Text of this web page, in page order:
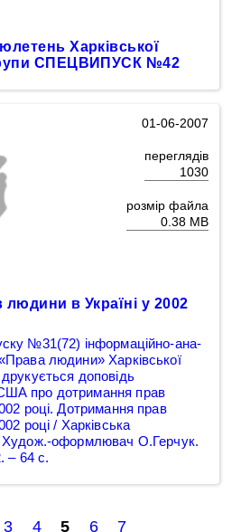
Харківської
СПЕЦВИПУСК №42
01-06-2007
переглядів
1030
розмір файла
0.38 MB
в Україні у 2002
№31(72) інфор­ма­ці­й­но-­ана­
лю­ди­ни» Ха­р­кі­в­сь­кої
доповідь
про дотримання прав
році. Дотримання прав
році / Харківська
Худож.-оформлювач О.Герчук.
– 64 с.
3 4 5 6 7